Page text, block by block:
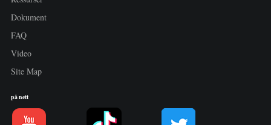
Dokument
FAQ
Video
Site Map
på nett